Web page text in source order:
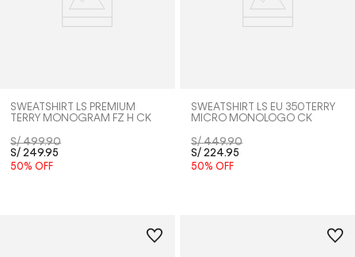
SWEATSHIRT LS PREMIUM
TERRY MONOGRAM FZ H CK
S/ 499.90
S/ 249.95
50% OFF
SWEATSHIRT LS EU 350TERRY
MICRO MONOLOGO CK
S/ 449.90
S/ 224.95
50% OFF